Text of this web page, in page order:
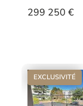
299 250 €
EXCLUSIVITÉ